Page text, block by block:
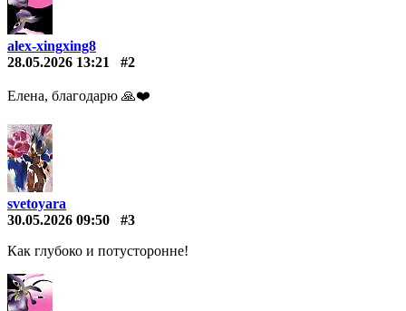
alex-xingxing8
28.05.2026 13:21
#2
Елена, благодарю 🙏❤️️
svetoyara
30.05.2026 09:50
#3
Как глубоко и потусторонне!